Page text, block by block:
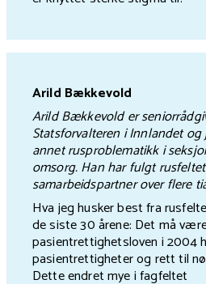
Arild Bækkevold
Arild Bækkevold er
Statsforvalteren i Innlandet
annet rusproblematikk i
omsorg. Han har fulgt
samarbeidspartner over flere
Hva jeg husker best fra
de siste 30 årene: Det må
pasientrettighetsloven i 2004
pasientrettigheter og rett til
Dette endret mye i fagfeltet